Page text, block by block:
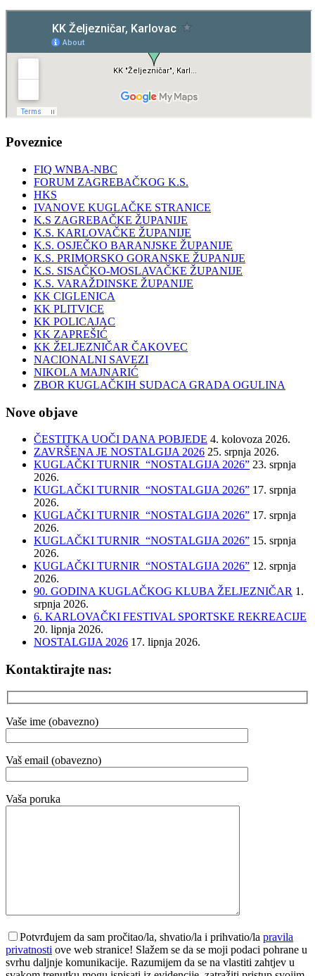
Poveznice
FIQ WNBA-NBC
FORUM ZAGREBAČKOG K.S.
HKS
IVANOVE KUGLAČKE STRANICE
K.S ZAGREBAČKE ŽUPANIJE
K.S. KARLOVAČKE ŽUPANIJE
K.S. OSJEČKO BARANJSKE ŽUPANIJE
K.S. PRIMORSKO GORANSKE ŽUPANIJE
K.S. SISAČKO-MOSLAVAČKE ŽUPANIJE
K.S. VARAŽDINSKE ŽUPANIJE
KK CIGLENICA
KK PLITVICE
KK POLICAJAC
KK ZAPREŠIĆ
KK ŽELJEZNIČAR ČAKOVEC
NACIONALNI SAVEZI
NIKOLA MAJNARIĆ
ZBOR KUGLAČKIH SUDACA GRADA OGULINA
Nove objave
ČESTITKA UOČI DANA POBJEDE 4. kolovoza 2026.
ZAVRŠENA JE NOSTALGIJA 2026 25. srpnja 2026.
KUGLAČKI TURNIR “NOSTALGIJA 2026” 23. srpnja
2026.
KUGLAČKI TURNIR “NOSTALGIJA 2026” 17. srpnja
2026.
KUGLAČKI TURNIR “NOSTALGIJA 2026” 17. srpnja
2026.
KUGLAČKI TURNIR “NOSTALGIJA 2026” 15. srpnja
2026.
KUGLAČKI TURNIR “NOSTALGIJA 2026” 12. srpnja
2026.
90. GODINA KUGLAČKOG KLUBA ŽELJEZNIČAR 1.
srpnja 2026.
6. KARLOVAČKI FESTIVAL SPORTSKE REKREACIJE
20. lipnja 2026.
NOSTALGIJA 2026 17. lipnja 2026.
Kontaktirajte nas:
Vaše ime (obavezno)
Vaš email (obavezno)
Vaša poruka
Potvrđujem da sam pročitao/la, shvatio/la i prihvatio/la pravila
privatnosti ove web stranice! Slažem se da se moji podaci pohrane u
svrhu daljnje komunikacije. Razumijem da se na vlastiti zahtjev u